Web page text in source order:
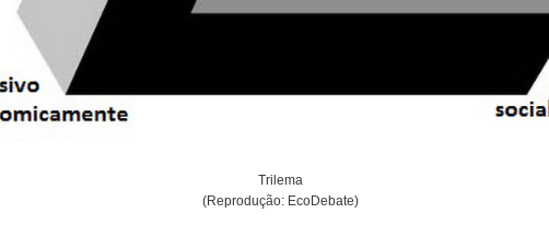
Trilema
(Reprodução: EcoDebate)